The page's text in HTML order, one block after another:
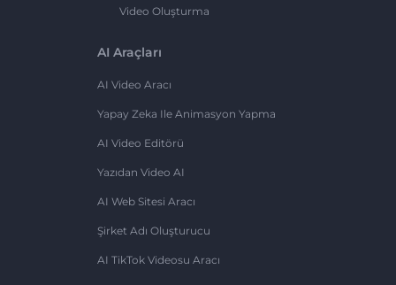
Video Oluşturma
AI Araçları
AI Video Aracı
Yapay Zeka Ile Animasyon Yapma
AI Video Editörü
Yazıdan Video AI
AI Web Sitesi Aracı
Şirket Adı Oluşturucu
AI TikTok Videosu Aracı